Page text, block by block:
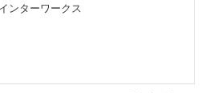
ンターワークス